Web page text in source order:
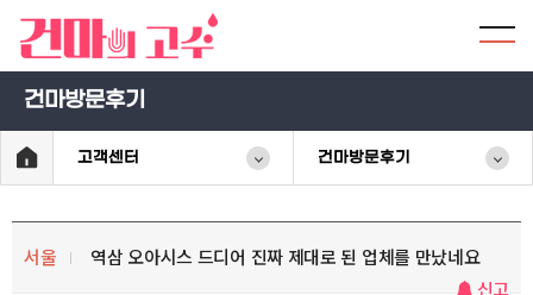
건마방문후기
고객센터 건마방문후기
서울
역삼 오아시스 드디어 진짜 제대로 된 업체를 만났네요
신고